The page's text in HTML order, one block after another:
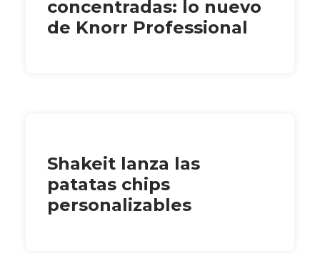
concentradas: lo nuevo
de Knorr Professional
Shakeit lanza las
patatas chips
personalizables